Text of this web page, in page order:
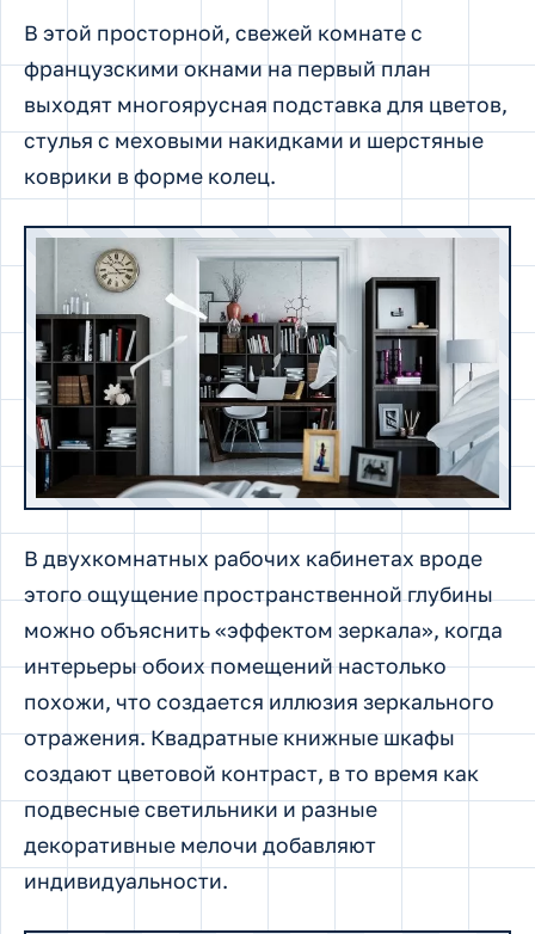
В этой просторной, свежей комнате с
французскими окнами на первый план
выходят многоярусная подставка для цветов,
стулья с меховыми накидками и шерстяные
коврики в форме колец.
В двухкомнатных рабочих кабинетах вроде
этого ощущение пространственной глубины
можно объяснить «эффектом зеркала», когда
интерьеры обоих помещений настолько
похожи, что создается иллюзия зеркального
отражения. Квадратные книжные шкафы
создают цветовой контраст, в то время как
подвесные светильники и разные
декоративные мелочи добавляют
индивидуальности.